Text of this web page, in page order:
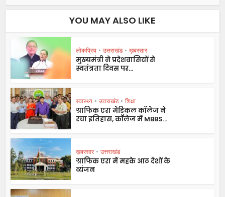
YOU MAY ALSO LIKE
लोकप्रिय • उत्तराखंड • ख़बरसार
मुख्यमंत्री ने प्रदेशवासियों से
स्वतंत्रता दिवस पर...
स्वास्थ्य • उत्तराखंड • शिक्षा
ग्राफिक एरा मेडिकल कॉलेज ने
रचा इतिहास, कॉलेज में MBBS...
ख़बरसार • उत्तराखंड
ग्राफिक एरा में महके आठ देशों के
व्यंजन